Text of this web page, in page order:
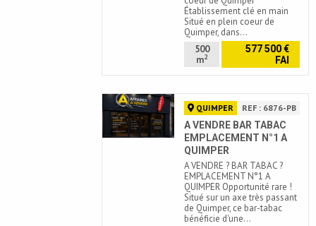
Établissement clé en main
Situé en plein coeur de
Quimper, dans…
500
m2
577 500 €
FAI
QUIMPER REF : 6876-PB
A VENDRE BAR TABAC
EMPLACEMENT N°1 A
QUIMPER
A VENDRE ? BAR TABAC ?
EMPLACEMENT N°1 A
QUIMPER Opportunité rare !
Situé sur un axe très passant
de Quimper, ce bar-tabac
bénéficie d'une…